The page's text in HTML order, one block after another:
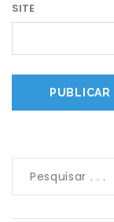
SITE